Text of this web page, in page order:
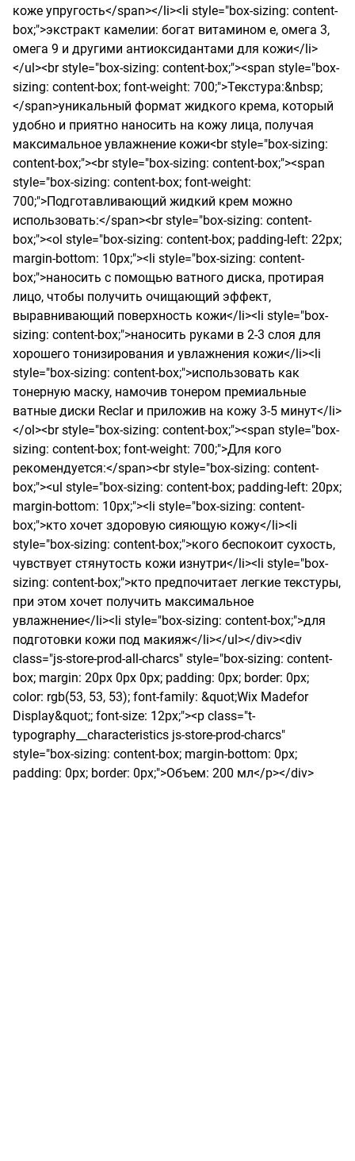
коже упругость</span></li><li style="box-sizing: content-
box;">экстракт камелии: богат витамином е, омега 3,
омега 9 и другими антиоксидантами для кожи</li>
</ul><br style="box-sizing: content-box;"><span style="box-
sizing: content-box; font-weight: 700;">Текстура:&nbsp;
</span>уникальный формат жидкого крема, который
удобно и приятно наносить на кожу лица, получая
максимальное увлажнение кожи<br style="box-sizing:
content-box;"><br style="box-sizing: content-box;"><span
style="box-sizing: content-box; font-weight:
700;">Подготавливающий жидкий крем можно
использовать:</span><br style="box-sizing: content-
box;"><ol style="box-sizing: content-box; padding-left: 22px;
margin-bottom: 10px;"><li style="box-sizing: content-
box;">наносить с помощью ватного диска, протирая
лицо, чтобы получить очищающий эффект,
выравнивающий поверхность кожи</li><li style="box-
sizing: content-box;">наносить руками в 2-3 слоя для
хорошего тонизирования и увлажнения кожи</li><li
style="box-sizing: content-box;">использовать как
тонерную маску, намочив тонером премиальные
ватные диски Reclar и приложив на кожу 3-5 минут</li>
</ol><br style="box-sizing: content-box;"><span style="box-
sizing: content-box; font-weight: 700;">Для кого
рекомендуется:</span><br style="box-sizing: content-
box;"><ul style="box-sizing: content-box; padding-left: 20px;
margin-bottom: 10px;"><li style="box-sizing: content-
box;">кто хочет здоровую сияющую кожу</li><li
style="box-sizing: content-box;">кого беспокоит сухость,
чувствует стянутость кожи изнутри</li><li style="box-
sizing: content-box;">кто предпочитает легкие текстуры,
при этом хочет получить максимальное
увлажнение</li><li style="box-sizing: content-box;">для
подготовки кожи под макияж</li></ul></div><div
class="js-store-prod-all-charcs" style="box-sizing: content-
box; margin: 20px 0px 0px; padding: 0px; border: 0px;
color: rgb(53, 53, 53); font-family: &quot;Wix Madefor
Display&quot;; font-size: 12px;"><p class="t-
typography__characteristics js-store-prod-charcs"
style="box-sizing: content-box; margin-bottom: 0px;
padding: 0px; border: 0px;">Объем: 200 мл</p></div>